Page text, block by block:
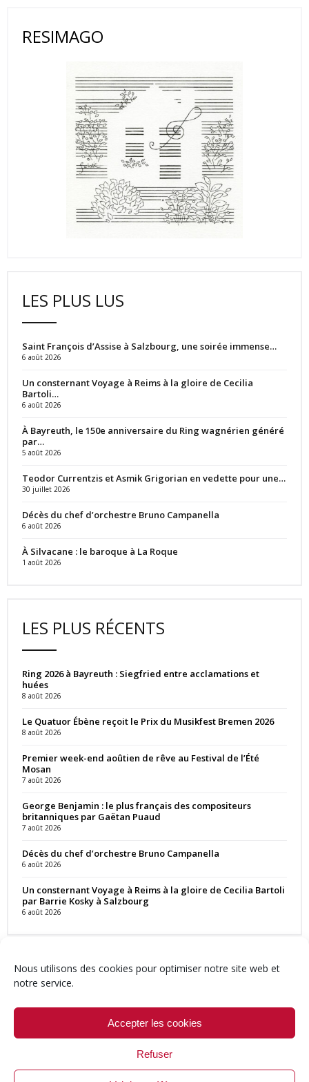
Nous utilisons des cookies pour optimiser notre site web et
notre service.
Accepter les cookies
Refuser
RESIMAGO
LES PLUS LUS
Saint François d’Assise à Salzbourg, une soirée immense…
6 août 2026
Un consternant Voyage à Reims à la gloire de Cecilia
Bartoli…
6 août 2026
À Bayreuth, le 150e anniversaire du Ring wagnérien généré
par…
5 août 2026
Teodor Currentzis et Asmik Grigorian en vedette pour une…
30 juillet 2026
Décès du chef d’orchestre Bruno Campanella
6 août 2026
À Silvacane : le baroque à La Roque
1 août 2026
LES PLUS RÉCENTS
Ring 2026 à Bayreuth : Siegfried entre acclamations et
huées
8 août 2026
Le Quatuor Ébène reçoit le Prix du Musikfest Bremen 2026
8 août 2026
Premier week-end aoûtien de rêve au Festival de l’Été
Mosan
7 août 2026
George Benjamin : le plus français des compositeurs
britanniques par Gaëtan Puaud
7 août 2026
Décès du chef d’orchestre Bruno Campanella
6 août 2026
Un consternant Voyage à Reims à la gloire de Cecilia Bartoli
par Barrie Kosky à Salzbourg
6 août 2026